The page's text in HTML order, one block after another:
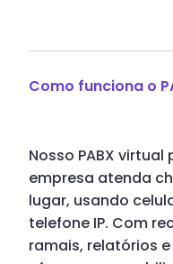
Como funciona o
Nosso PABX
empresa atenda
lugar, usando
telefone IP. Com
ramais, relatórios